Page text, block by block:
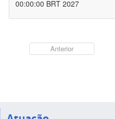
00:00:00 BRT 2027
Anterior